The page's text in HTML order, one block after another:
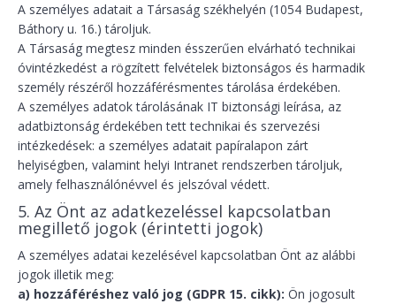
A személyes adatait a Társaság székhelyén (1054 Budapest,
Báthory u. 16.) tároljuk.
A Társaság megtesz minden ésszerűen elvárható technikai
óvintézkedést a rögzített felvételek biztonságos és harmadik
személy részéről hozzáférésmentes tárolása érdekében.
A személyes adatok tárolásának IT biztonsági leírása, az
adatbiztonság érdekében tett technikai és szervezési
intézkedések: a személyes adatait papíralapon zárt
helyiségben, valamint helyi Intranet rendszerben tároljuk,
amely felhasználónévvel és jelszóval védett.
5. Az Önt az adatkezeléssel kapcsolatban
megillető jogok (érintetti jogok)
A személyes adatai kezelésével kapcsolatban Önt az alábbi
jogok illetik meg:
a) hozzáféréshez való jog (GDPR 15. cikk): Ön jogosult